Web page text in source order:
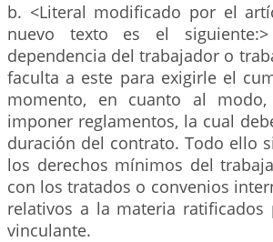
b. <Literal modificado por el
nuevo texto es el
dependencia del trabajador o
faculta a este para exigirle el
momento, en cuanto al
imponer reglamentos, la cual
duración del contrato. Todo ello
los derechos mínimos del
con los tratados o convenios
relativos a la materia
vinculante.